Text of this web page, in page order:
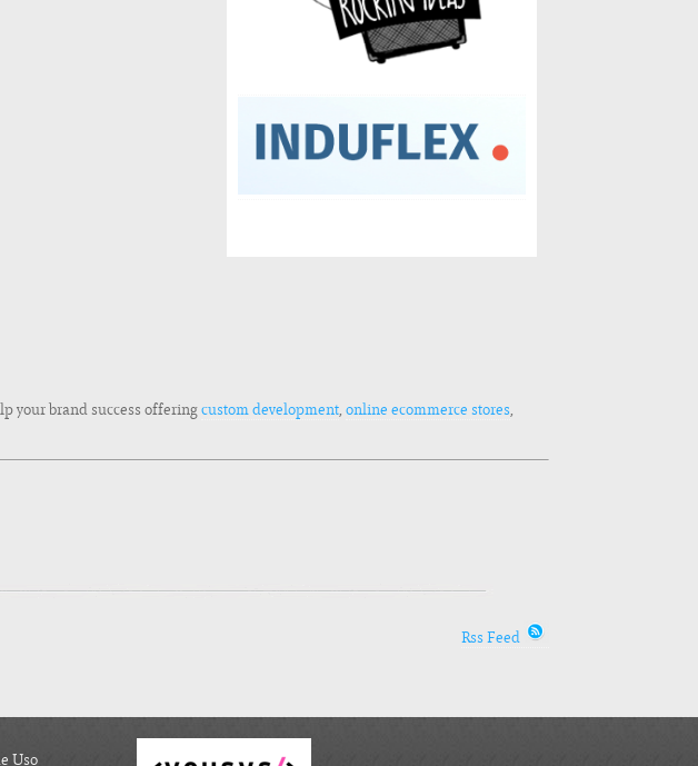
your brand success offeringcustom development,online ecommerce stores,
Rss Feed
Uso